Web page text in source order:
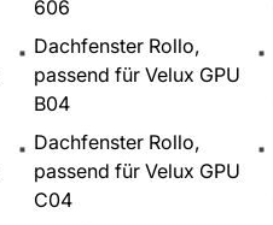
606
Dachfenster Rollo,
passend für Velux GPU
B04
Dachfenster Rollo,
passend für Velux GPU
C04